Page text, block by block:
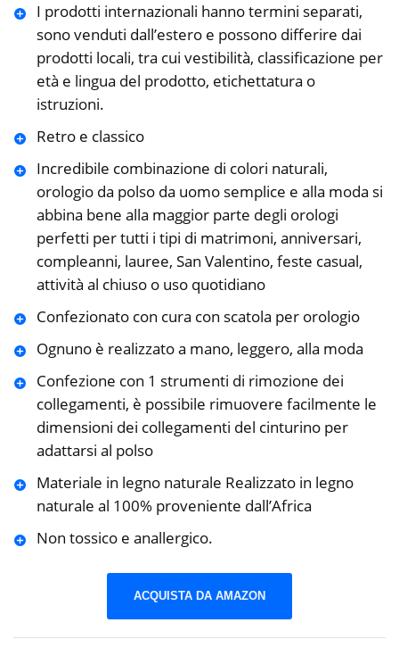
I prodotti internazionali hanno termini separati,
sono venduti dall’estero e possono differire dai
prodotti locali, tra cui vestibilità, classificazione per
età e lingua del prodotto, etichettatura o
istruzioni.
Retro e classico
Incredibile combinazione di colori naturali,
orologio da polso da uomo semplice e alla moda si
abbina bene alla maggior parte degli orologi
perfetti per tutti i tipi di matrimoni, anniversari,
compleanni, lauree, San Valentino, feste casual,
attività al chiuso o uso quotidiano
Confezionato con cura con scatola per orologio
Ognuno è realizzato a mano, leggero, alla moda
Confezione con 1 strumenti di rimozione dei
collegamenti, è possibile rimuovere facilmente le
dimensioni dei collegamenti del cinturino per
adattarsi al polso
Materiale in legno naturale Realizzato in legno
naturale al 100% proveniente dall’Africa
Non tossico e anallergico.
ACQUISTA DA AMAZON